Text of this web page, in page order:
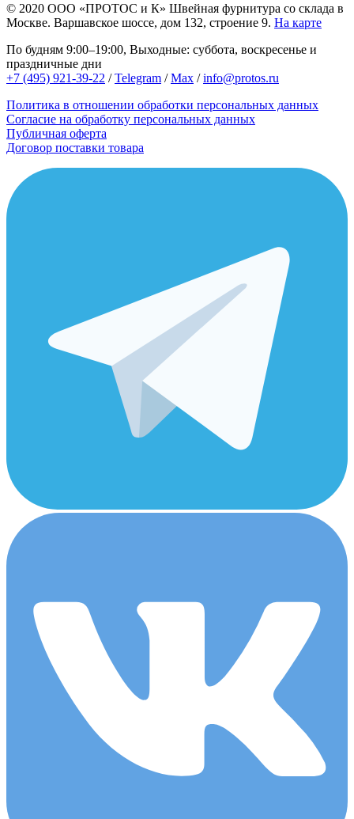
© 2020 ООО «ПРОТОС и К» Швейная фурнитура со склада в
Москве. Варшавское шоссе, дом 132, строение 9. На карте
По будням 9:00–19:00, Выходные: суббота, воскресенье и
праздничные дни
+7 (495) 921-39-22 /Telegram /Max /info@protos.ru
Политика в отношении обработки персональных данных
Согласие на обработку персональных данных
Публичная оферта
Договор поставки товара